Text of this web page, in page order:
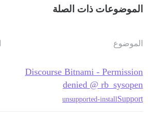
الموضوعات ذات الصلة
الموضوع
Discourse Bitnami - Permission
denied @ rb_sysopen
Support
unsupported-install